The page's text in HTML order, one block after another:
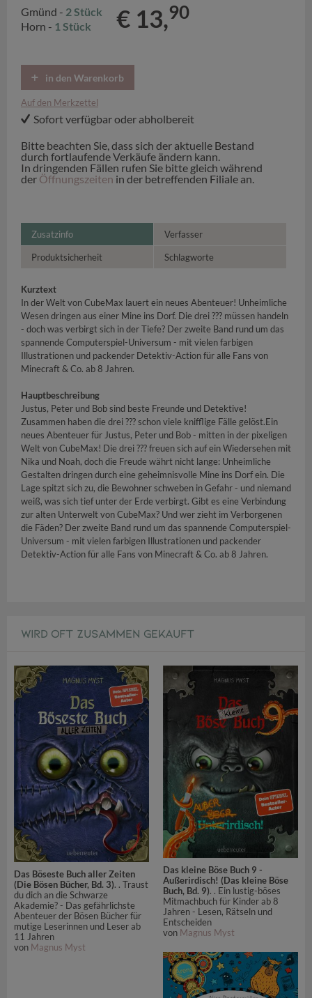
Gmünd - 2 Stück
Horn - 1 Stück € 13,90
in den Warenkorb
Auf den Merkzettel
Sofort verfügbar oder abholbereit
Bitte beachten Sie, dass sich der aktuelle Bestand
durch fortlaufende Verkäufe ändern kann.
In dringenden Fällen rufen Sie bitte gleich während
der Öffnungszeiten in der betreffenden Filiale an.
Zusatzinfo Verfasser
Produktsicherheit Schlagworte
Kurztext
In der Welt von CubeMax lauert ein neues Abenteuer! Unheimliche
Wesen dringen aus einer Mine ins Dorf. Die drei ??? müssen handeln
- doch was verbirgt sich in der Tiefe? Der zweite Band rund um das
spannende Computerspiel-Universum - mit vielen farbigen
Illustrationen und packender Detektiv-Action für alle Fans von
Minecraft & Co. ab 8 Jahren.
Hauptbeschreibung
Justus, Peter und Bob sind beste Freunde und Detektive!
Zusammen haben die drei ??? schon viele knifflige Fälle gelöst.Ein
neues Abenteuer für Justus, Peter und Bob - mitten in der pixeligen
Welt von CubeMax! Die drei ??? freuen sich auf ein Wiedersehen mit
Nika und Noah, doch die Freude währt nicht lange: Unheimliche
Gestalten dringen durch eine geheimnisvolle Mine ins Dorf ein. Die
Lage spitzt sich zu, die Bewohner schweben in Gefahr - und niemand
weiß, was sich tief unter der Erde verbirgt. Gibt es eine Verbindung
zur alten Unterwelt von CubeMax? Und wer zieht im Verborgenen
die Fäden? Der zweite Band rund um das spannende Computerspiel-
Universum - mit vielen farbigen Illustrationen und packender
Detektiv-Action für alle Fans von Minecraft & Co. ab 8 Jahren.
WIRD OFT ZUSAMMEN GEKAUFT
Das Böseste Buch aller Zeiten
(Die Bösen Bücher, Bd. 3). . Traust
du dich an die Schwarze
Akademie? - Das gefährlichste
Abenteuer der Bösen Bücher für
mutige Leserinnen und Leser ab
11 Jahren
von Magnus Myst
Das kleine Böse Buch 9 -
Außerirdisch! (Das kleine Böse
Buch, Bd. 9). . Ein lustig-böses
Mitmachbuch für Kinder ab 8
Jahren - Lesen, Rätseln und
Entscheiden
von Magnus Myst